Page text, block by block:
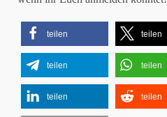
teilen teilen
teilen teilen
teilen teilen